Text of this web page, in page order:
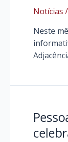
Notícias
Neste